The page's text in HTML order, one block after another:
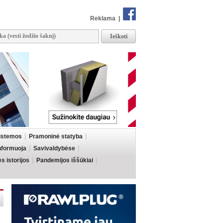
Reklama
Pramoninė statyba
Savivaldybėse
istorijos
Pandemijos iššūkiai